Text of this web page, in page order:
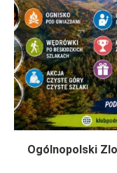
Ogólnopolski